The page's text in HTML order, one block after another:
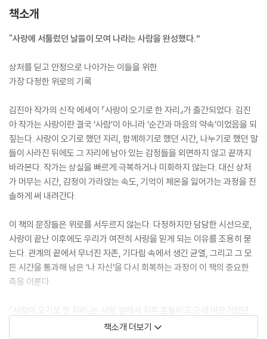
책소개
"사랑에 서툴렀던 날들이 모여 나라는 사람을 완성했다.“
상처를 딛고 안정으로 나아가는 이들을 위한
가장 다정한 위로의 기록
김진아 작가의 신작 에세이 『사랑이 오기로 한 자리』가 출간되었다. 김진
아 작가는 사랑이란 결국 ‘사람’이 아니라 ‘순간과 마음의 약속’이었음을 되
짚는다. 사랑이 오기로 했던 자리, 함께하기로 했던 시간, 나누기로 했던 말
들이 사라진 뒤에도 그 자리에 남아 있는 감정들을 외면하지 않고 끝까지
바라본다. 작가는 상실을 빠르게 극복하거나 미화하지 않는다. 대신 상처
가 머무는 시간, 감정이 가라앉는 속도, 기억이 체온을 잃어가는 과정을 진
솔하게 써 내려간다.
이 책의 문장들은 위로를 서두르지 않는다. 다정하지만 담담한 시선으로,
사랑이 끝난 이후에도 우리가 여전히 사랑을 믿게 되는 이유를 조용히 묻
는다. 관계의 끝에서 무너진 자존, 기다림 속에서 생긴 균열, 그리고 그 모
든 시간을 통과해 남은 ‘나 자신’을 다시 회복하는 과정이 이 책의 중요한
축을 이룬다.
『사랑이 오기로 한 자리』는 사랑 앞에서 자주 흔들리고 오래 머뭇거렸던
이들에게, 이 책은 말한다. 오지 않은 사랑의 자리 역시 우리의 삶을 지나온
책소개 더보기